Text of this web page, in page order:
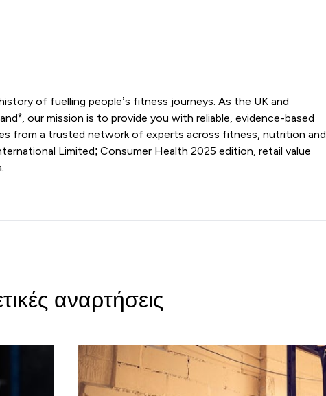
of fuelling people’s fitness journeys. As the UK and
our mission is to provide you with reliable, evidence-based
from a trusted network of experts across fitness, nutrition and
Limited; Consumer Health 2025 edition, retail value
αναρτήσεις